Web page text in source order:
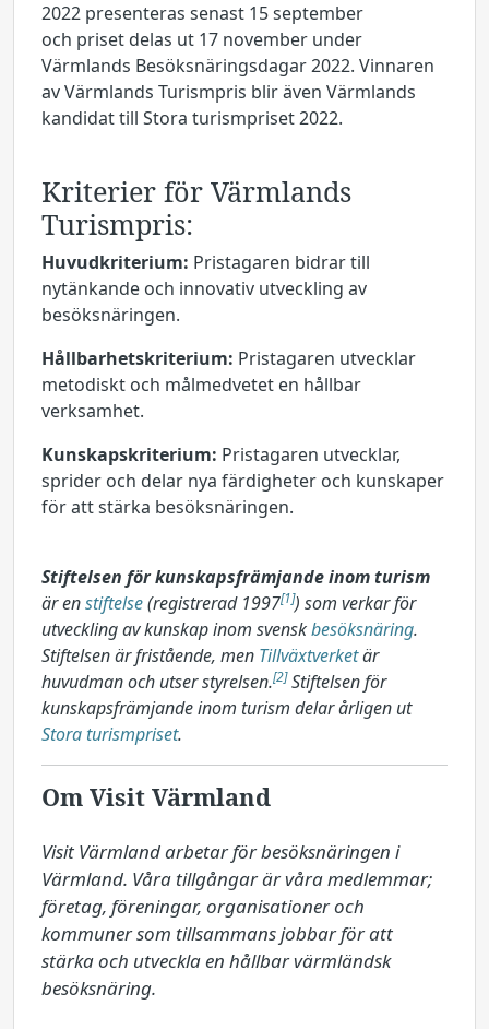
2022 presenteras senast 15 september
och priset delas ut 17 november under
Värmlands Besöksnäringsdagar 2022. Vinnaren
av Värmlands Turismpris blir även Värmlands
kandidat till Stora turismpriset 2022.
Kriterier för Värmlands
Turismpris:
Huvudkriterium: Pristagaren bidrar till
nytänkande och innovativ utveckling av
besöksnäringen.
Hållbarhetskriterium: Pristagaren utvecklar
metodiskt och målmedvetet en hållbar
verksamhet.
Kunskapskriterium: Pristagaren utvecklar,
sprider och delar nya färdigheter och kunskaper
för att stärka besöksnäringen.
Stiftelsen för kunskapsfrämjande inom turism
är enstiftelse(registrerad 1997[1]) som verkar för
utveckling av kunskap inom svenskbesöksnäring.
Stiftelsen är fristående, men Tillväxtverketär
huvudman och utser styrelsen.[2]Stiftelsen för
kunskapsfrämjande inom turism delar årligen ut
Stora turismpriset.
Om Visit Värmland
Visit Värmland arbetar för besöksnäringen i
Värmland. Våra tillgångar är våra medlemmar;
företag, föreningar, organisationer och
kommuner som tillsammans jobbar för att
stärka och utveckla en hållbar värmländsk
besöksnäring.